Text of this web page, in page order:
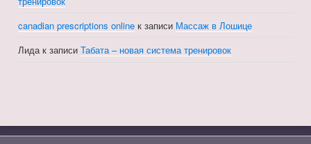
canadian prescriptions online к записи Массаж в Лошице
Лидак записиТабата – новая система тренировок